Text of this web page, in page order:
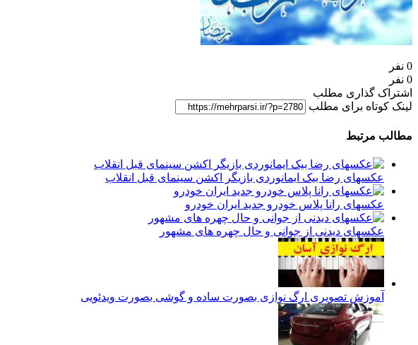
0 نفر
0 نفر
اشتراک گذاری مطلب
لینک کوتاه برای مطلب
مطالب مرتبط
عکسهای رضا بیک ایمانوردی بازیگر اکشن سینمای قبل انقلاب
عکسهای رانا پلاس خودرو جدید ایران خودرو
عکسهای دیدنی از جوانی و حال چهره های مشهور
آموزش تصویری ارگ نوازی بصورت ساده و گوشی بصورت ویدئویی